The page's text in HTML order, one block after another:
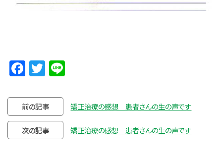
Facebook
Twitter
前の記事 矯正治療の感想 患者さんの生の声です
次の記事 矯正治療の感想 患者さんの生の声です